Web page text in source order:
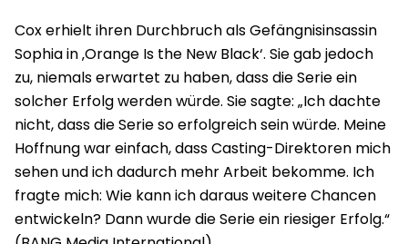
Cox erhielt ihren Durchbruch als Gefängnisinsassin
Sophia in ‚Orange Is the New Black‘. Sie gab jedoch
zu, niemals erwartet zu haben, dass die Serie ein
solcher Erfolg werden würde. Sie sagte: „Ich dachte
nicht, dass die Serie so erfolgreich sein würde. Meine
Hoffnung war einfach, dass Casting-Direktoren mich
sehen und ich dadurch mehr Arbeit bekomme. Ich
fragte mich: Wie kann ich daraus weitere Chancen
entwickeln? Dann wurde die Serie ein riesiger Erfolg.“